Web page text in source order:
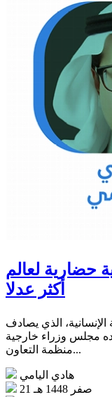
حضارية لعالم
أكثر عدلا
الذي يصادف
مجلس وزراء خارجية
منظمة التعاون...
هادي اليامي
21 صفر 1448 هـ